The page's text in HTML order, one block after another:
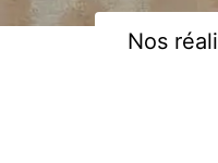
Nos